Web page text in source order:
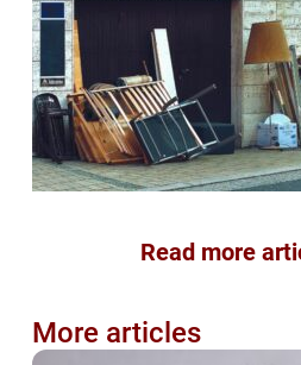
Read more
More articles